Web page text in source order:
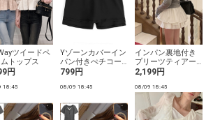
ツイードペ
トップス
円
Yゾーンカバーイン
パン付きぺチコー
ト
799円
インパン裏地付き
プリーツティアー
ドミニスカート
2,199円
18:45 08/09 18:45 08/09 18:45